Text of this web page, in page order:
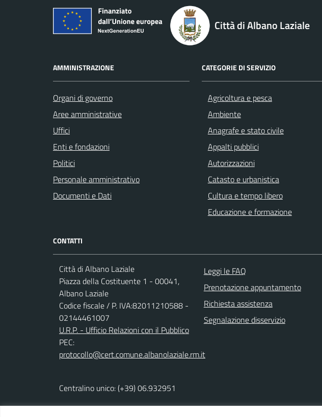
Città di Albano Laziale
AMMINISTRAZIONE
Organi di governo
Aree amministrative
Uffici
Enti e fondazioni
Politici
Personale amministrativo
Documenti e Dati
CATEGORIE DI SERVIZIO
Agricoltura e pesca
Ambiente
Anagrafe e stato civile
Appalti pubblici
Autorizzazioni
Catasto e urbanistica
Cultura e tempo libero
Educazione e formazione
CONTATTI
Città di Albano Laziale
Piazza della Costituente 1 - 00041,
Albano Laziale
Codice fiscale / P. IVA:82011210588 -
02144461007
U.R.P. - Ufficio Relazioni con il Pubblico
PEC:
protocollo@cert.comune.albanolaziale.rm.it
Centralino unico: (+39) 06.932951
Leggi le FAQ
Prenotazione appuntamento
Richiesta assistenza
Segnalazione disservizio